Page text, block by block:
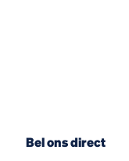
Bel ons direct